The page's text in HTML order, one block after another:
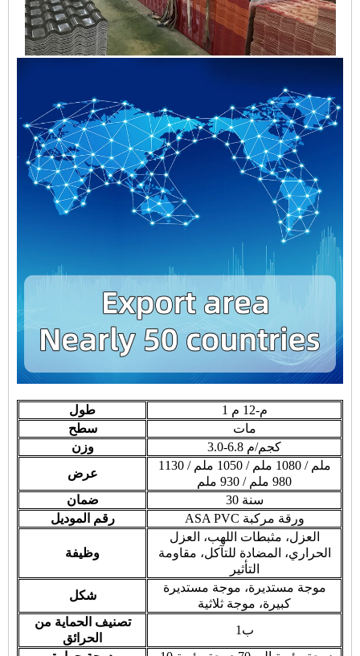
طول
1 م-12 م
سطح
مات
وزن
3.0-6.8 كجم/م
عرض
1130 ملم / 1080 ملم / 1050 ملم /
980 ملم / 930 ملم
ضمان
30 سنة
رقم الموديل
ASA PVC ورقة مركبة
وظيفة
العزل، مثبطات اللهب، العزل
الحراري، المضادة للتآكل، مقاومة
التأثير
شكل
موجة مستديرة، موجة مستديرة
كبيرة، موجة ثلاثية
تصنيف الحماية من
الحرائق
ب1